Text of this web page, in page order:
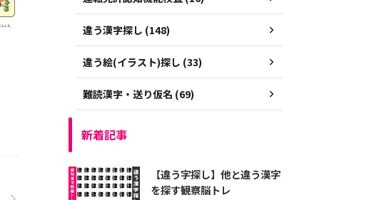
違う漢字探し (148)
違う絵(イラスト)探し (33)
難読漢字・送り仮名 (69)
新着記事
【違う字探し】他と違う漢字
を探す観察脳トレ